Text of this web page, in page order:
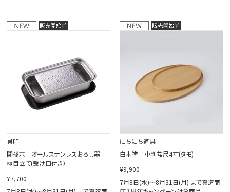
貝印
関孫六 オールステンレスおろし器
極目立て(受け皿付き）
¥7,700
にちにち道具
白木塗 小判盆尺4寸(タモ)
¥9,900
7月8日(水)～8月31日(月) まで真造商